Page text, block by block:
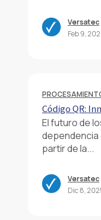
Versatec
Feb 9,
Código QR:
El futuro de
dependencia
partir de la...
Versatec
Dic 8,